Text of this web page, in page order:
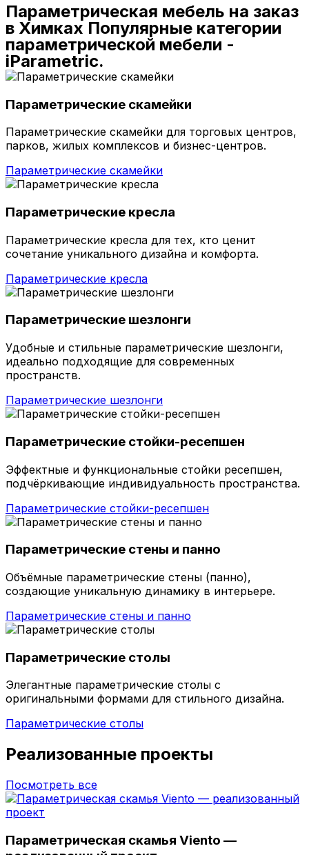
Параметрическая мебель на заказ
в Химках Популярные категории
параметрической мебели -
iParametric.
Параметрические скамейки
Параметрические скамейки для торговых центров,
парков, жилых комплексов и бизнес-центров.
Параметрические скамейки
Параметрические кресла
Параметрические кресла для тех, кто ценит
сочетание уникального дизайна и комфорта.
Параметрические кресла
Параметрические шезлонги
Удобные и стильные параметрические шезлонги,
идеально подходящие для современных
пространств.
Параметрические шезлонги
Параметрические стойки-ресепшен
Эффектные и функциональные стойки ресепшен,
подчёркивающие индивидуальность пространства.
Параметрические стойки-ресепшен
Параметрические стены и панно
Объёмные параметрические стены (панно),
создающие уникальную динамику в интерьере.
Параметрические стены и панно
Параметрические столы
Элегантные параметрические столы с
оригинальными формами для стильного дизайна.
Параметрические столы
Реализованные проекты
Посмотреть все
Параметрическая скамья Viento —